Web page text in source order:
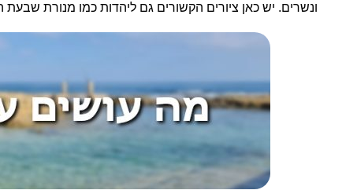
ונשרים. יש כאן ציורים הקשורים גם ליהדות כמו מנורת שבעת